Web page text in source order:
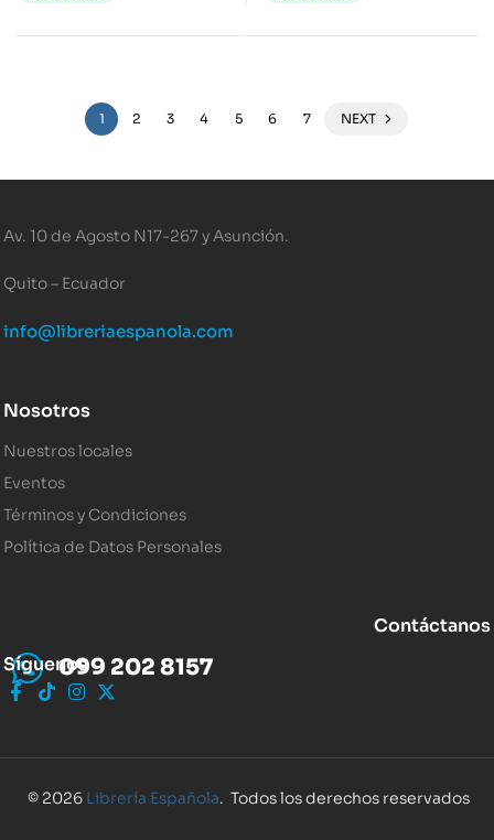
1 2 3 4 5 6 7 NEXT
Av. 10 de Agosto N17-267 y Asunción.
Quito – Ecuador
info@libreriaespanola.com
Nosotros
Nuestros locales
Eventos
Términos y Condiciones
Política de Datos Personales
Contáctanos
099 202 8157
Síguenos
© 2026 Librería Española. Todos los derechos reservados